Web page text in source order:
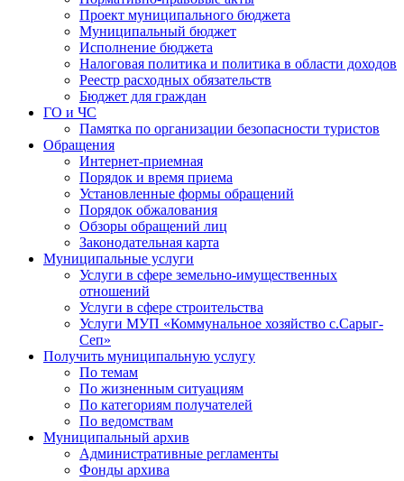
Проект муниципального бюджета
Муниципальный бюджет
Исполнение бюджета
Налоговая политика и политика в области доходов
Реестр расходных обязательств
Бюджет для граждан
ГО и ЧС
Памятка по организации безопасности туристов
Обращения
Интернет-приемная
Порядок и время приема
Установленные формы обращений
Порядок обжалования
Обзоры обращений лиц
Законодательная карта
Муниципальные услуги
Услуги в сфере земельно-имущественных
отношений
Услуги в сфере строительства
Услуги МУП «Коммунальное хозяйство с.Сарыг-
Сеп»
Получить муниципальную услугу
По темам
По жизненным ситуациям
По категориям получателей
По ведомствам
Муниципальный архив
Административные регламенты
Фонды архива